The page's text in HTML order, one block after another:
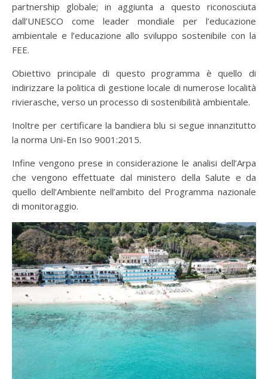
partnership globale; in aggiunta a questo riconosciuta
dall’UNESCO come leader mondiale per l’educazione
ambientale e l’educazione allo sviluppo sostenibile con la
FEE.
Obiettivo principale di questo programma è quello di
indirizzare la politica di gestione locale di numerose località
rivierasche, verso un processo di sostenibilità ambientale.
Inoltre per certificare la bandiera blu si segue innanzitutto
la norma Uni-En Iso 9001:2015.
Infine vengono prese in considerazione le analisi dell’Arpa
che vengono effettuate dal ministero della Salute e da
quello dell’Ambiente nell’ambito del Programma nazionale
di monitoraggio.